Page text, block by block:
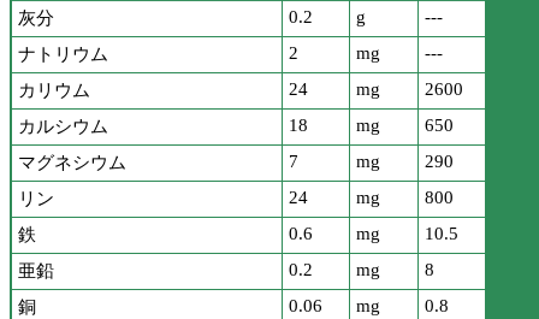
灰分
0.2 g
---
ナトリウム
2 mg
---
カリウム
24 mg
2600
カルシウム
18 mg
650
マグネシウム
7 mg
290
リン
24 mg
800
鉄
0.6 mg
10.5
亜鉛
0.2 mg
8
銅
0.06 mg
0.8